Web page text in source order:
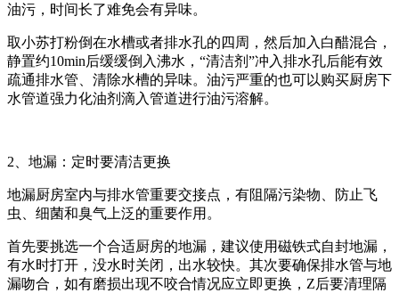
油污，时间长了难免会有异味。
取小苏打粉倒在水槽或者排水孔的四周，然后加入白醋混合，
静置约10min后缓缓倒入沸水，“清洁剂”冲入排水孔后能有效
疏通排水管、清除水槽的异味。油污严重的也可以购买厨房下
水管道强力化油剂滴入管道进行油污溶解。
2、地漏：定时要清洁更换
地漏厨房室内与排水管重要交接点，有阻隔污染物、防止飞
虫、细菌和臭气上泛的重要作用。
首先要挑选一个合适厨房的地漏，建议使用磁铁式自封地漏，
有水时打开，没水时关闭，出水较快。其次要确保排水管与地
漏吻合，如有磨损出现不咬合情况应立即更换，Z后要清理隔